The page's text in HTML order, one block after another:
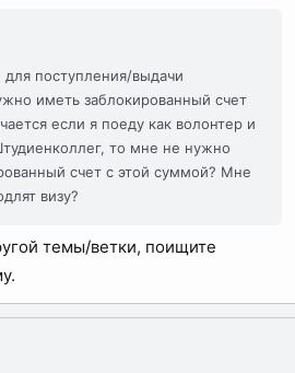
для поступления/выдачи
иметь заблокированный счет
если я поеду как волонтер и
то мне не нужно
счет с этой суммой? Мне
визу?
темы/ветки, поищите